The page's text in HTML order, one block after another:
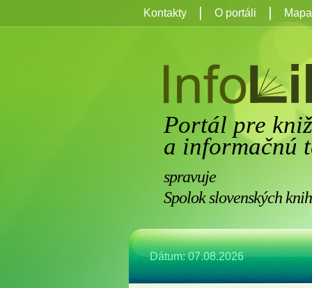
Portál pre
a informačnú
spravuje
Spolok slovenských
Dátum: 07.08.2026
Kontakty O portáli